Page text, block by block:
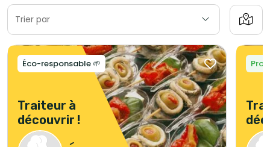
Trier par
Traiteur à
découvrir !
Éco-responsable 🌱